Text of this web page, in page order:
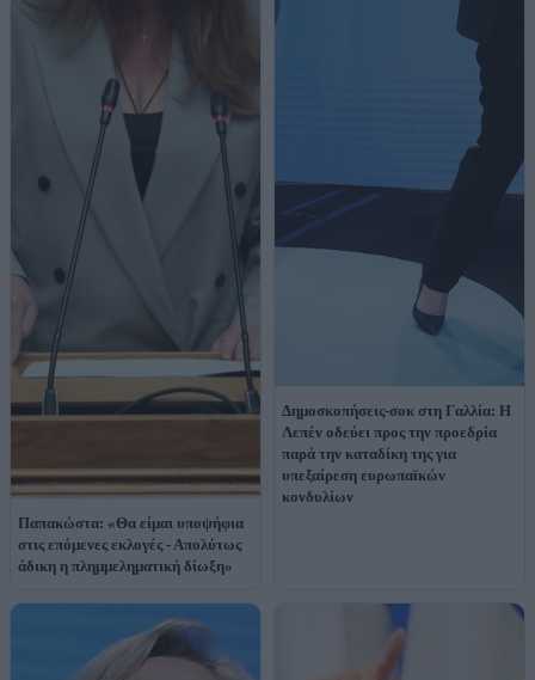
Παπακώστα: «Θα είμαι υποψήφια
στις επόμενες εκλογές - Απολύτως
άδικη η πλημμεληματική δίωξη»
Δημοσκοπήσεις-σοκ στη Γαλλία: Η
Λεπέν οδεύει προς την προεδρία
παρά την καταδίκη της για
υπεξαίρεση ευρωπαϊκών
κονδυλίων